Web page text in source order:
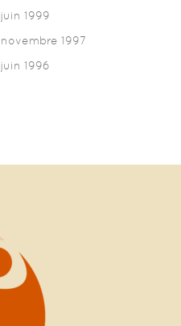
juin 1999
novembre 1997
juin 1996